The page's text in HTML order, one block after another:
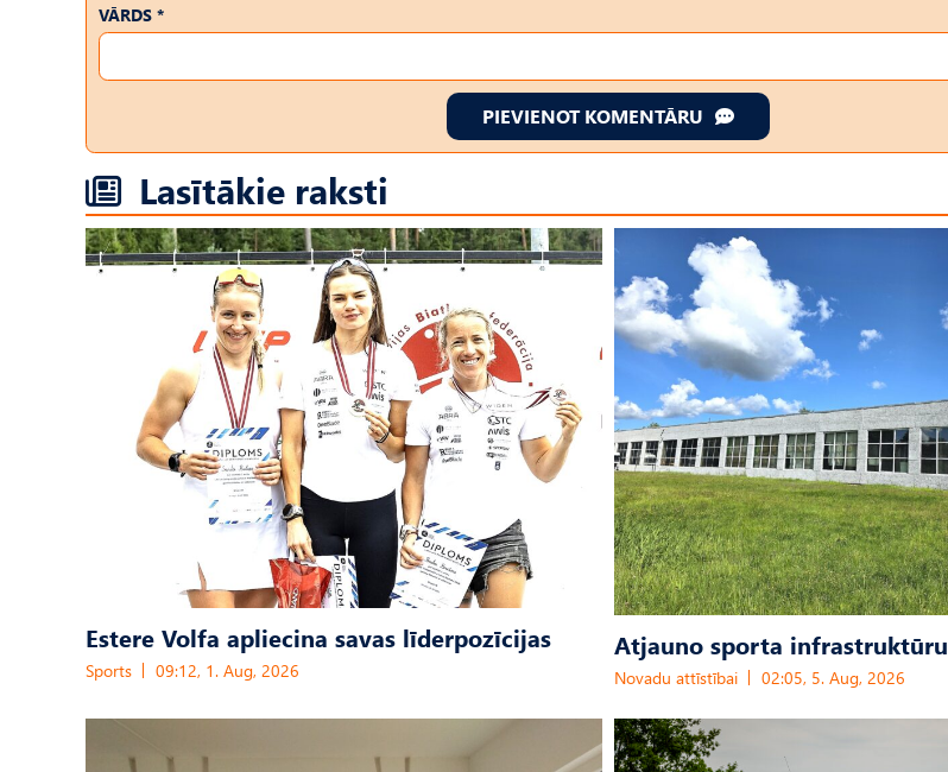
VĀRDS *
PIEVIENOT KOMENTĀRU
Lasītākie raksti
Estere Volfa apliecina savas līderpozīcijas
Sports 09:12, 1. Aug, 2026
Atjauno sporta infrastruktūru
Novadu attīstībai 02:05, 5. Aug, 2026